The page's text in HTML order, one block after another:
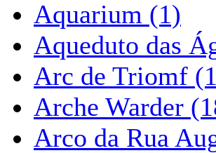
Aquarium (1)
Aqueduto das
Arc de Triomf
Arche Warder
Arco da Rua